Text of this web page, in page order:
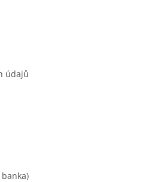
údajů
banka)